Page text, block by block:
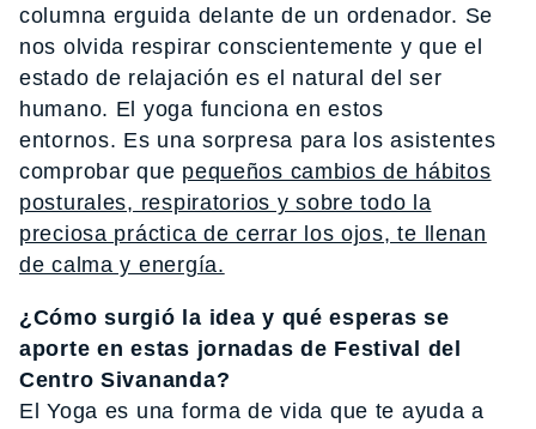
columna erguida delante de un ordenador. Se
nos olvida respirar conscientemente y que el
estado de relajación es el natural del ser
humano. El yoga funciona en estos
entornos. Es una sorpresa para los asistentes
comprobar que pequeños cambios de hábitos
posturales, respiratorios y sobre todo la
preciosa práctica de cerrar los ojos, te llenan
de calma y energía.
¿Cómo surgió la idea y qué esperas se
aporte en estas jornadas de Festival del
Centro Sivananda?
El Yoga es una forma de vida que te ayuda a